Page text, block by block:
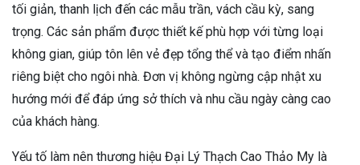
tối giản, thanh lịch đến các mẫu trần, vách cầu kỳ, sang
trọng. Các sản phẩm được thiết kế phù hợp với từng loại
không gian, giúp tôn lên vẻ đẹp tổng thể và tạo điểm nhấn
riêng biệt cho ngôi nhà. Đơn vị không ngừng cập nhật xu
hướng mới để đáp ứng sở thích và nhu cầu ngày càng cao
của khách hàng.
Yếu tố làm nên thương hiệu Đại Lý Thạch Cao Thảo My là